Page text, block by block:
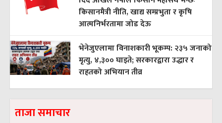
किसानमैत्री नीति, खाद्य सम्प्रभुता र कृषि
आत्मनिर्भरतामा जोड देऊ
भेनेजुएलामा विनाशकारी भूकम्प: २३५ जनाको
मृत्यु, ४,३०० घाइते; सरकारद्वारा उद्धार र
राहतको अभियान तीव्र
ताजा समाचार